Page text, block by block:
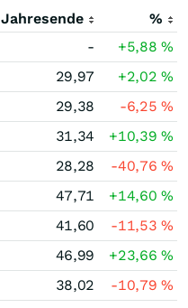
Jahresende
%
- +5,88%
29,97 +2,02%
29,38 -6,25%
31,34 +10,39%
28,28 -40,76%
47,71 +14,60%
41,60 -11,53%
46,99 +23,66%
38,02 -10,79%